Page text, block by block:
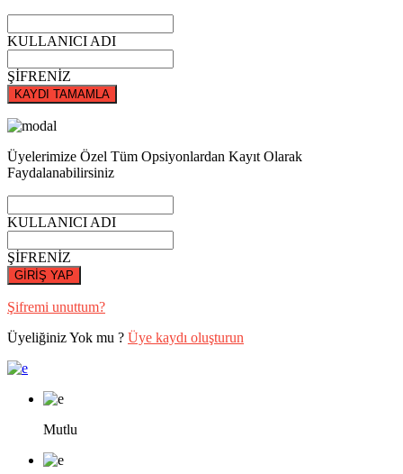
KULLANICI ADI
ŞİFRENİZ
KAYDI TAMAMLA
Üyelerimize Özel Tüm Opsiyonlardan Kayıt Olarak
Faydalanabilirsiniz
KULLANICI ADI
ŞİFRENİZ
GİRİŞ YAP
Şifremi unuttum?
Üyeliğiniz Yok mu ? Üye kaydı oluşturun
Mutlu